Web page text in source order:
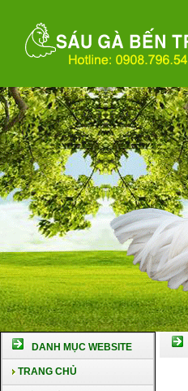
DANH MỤC WEBSITE
TRANG CHỦ